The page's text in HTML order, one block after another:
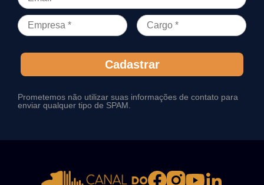
Cadastrar
Prometemos não utilizar suas informações de contato para
enviar qualquer tipo de SPAM.